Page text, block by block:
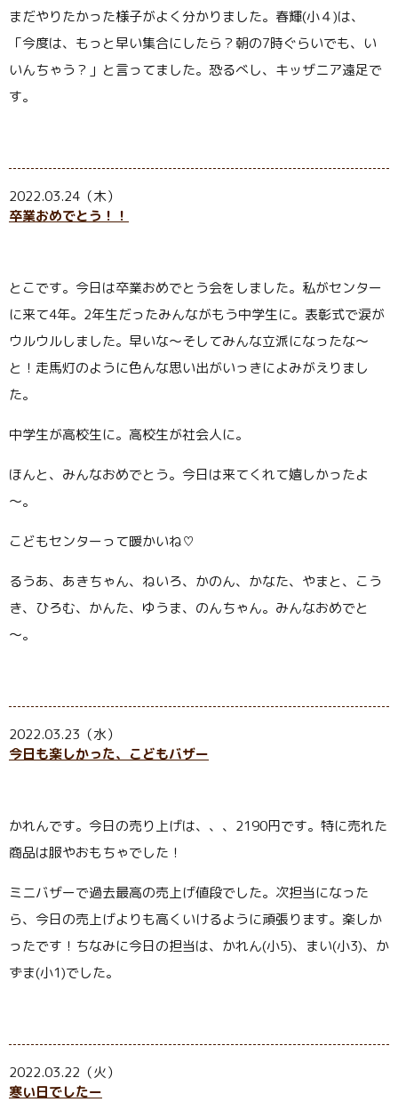
まだやりたかった様子がよく分かりました。春輝(小４)は、
「今度は、もっと早い集合にしたら？朝の7時ぐらいでも、い
いんちゃう？」と言ってました。恐るべし、キッザニア遠足で
す。
2022.03.24（木）
卒業おめでとう！！
とこです。今日は卒業おめでとう会をしました。私がセンター
に来て4年。 2年生だったみんながもう中学生に。表彰式で涙が
ウルウルしました。早いな～そしてみんな立派になったな～
と！走馬灯のように色んな思い出がいっきによみがえりまし
た。
中学生が高校生に。高校生が社会人に。
ほんと、みんなおめでとう。今日は来てくれて嬉しかったよ
～。
こどもセンターって暖かいね♡
るうあ、あきちゃん、ねいろ、かのん、かなた、やまと、こう
き、ひろむ、かんた、ゆうま、のんちゃん。みんなおめでと
～。
2022.03.23（水）
今日も楽しかった、こどもバザー
かれんです。今日の売り上げは、、、 2190円です。特に売れた
商品は服やおもちゃでした！
ミニバザーで過去最高の売上げ値段でした。次担当になった
ら、今日の売上げよりも高くいけるように頑張ります。楽しか
ったです！ちなみに今日の担当は、かれん(小5)、まい(小3)、か
ずま(小1)でした。
2022.03.22（火）
寒い日でしたー